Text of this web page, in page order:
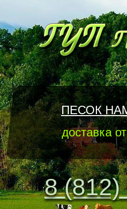
8 (812)
ПЕСОК
доставка